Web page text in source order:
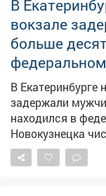
похитили
аппарат и четыре колеса. Часть
сдали в
продали
лишения свободы.
В
вокзале
больше
В
задержали
находился в
Новокузнецка
Тогда он
делу о